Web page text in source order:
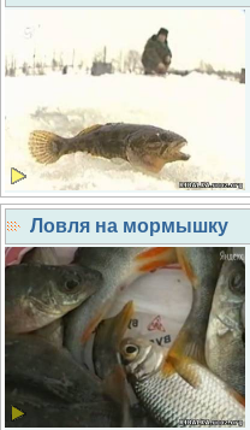
Ловля на мормышку